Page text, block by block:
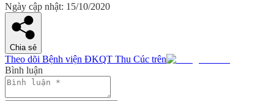
Ngày cập nhật: 15/10/2020
Chia sẻ
Theo dõi Bệnh viện ĐKQT Thu Cúc trên
Bình luận